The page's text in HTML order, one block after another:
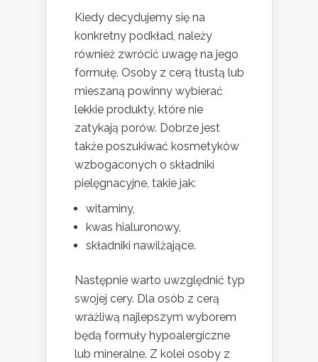
Kiedy decydujemy się na
konkretny podkład, należy
również zwrócić uwagę na jego
formułę. Osoby z cerą tłustą lub
mieszaną powinny wybierać
lekkie produkty, które nie
zatykają porów. Dobrze jest
także poszukiwać kosmetyków
wzbogaconych o składniki
pielęgnacyjne, takie jak:
witaminy,
kwas hialuronowy,
składniki nawilżające.
Następnie warto uwzględnić typ
swojej cery. Dla osób z cerą
wrażliwą najlepszym wyborem
będą formuły hypoalergiczne
lub mineralne. Z kolei osoby z